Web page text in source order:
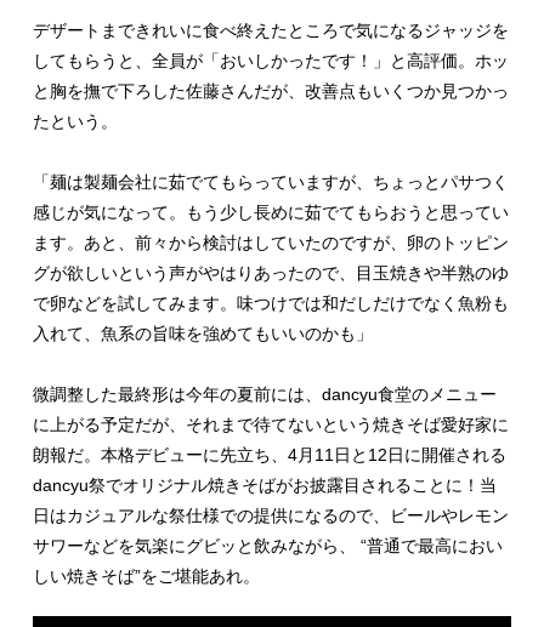
デザートまできれいに食べ終えたところで気になるジャッジを
してもらうと、全員が「おいしかったです！」と高評価。ホッ
と胸を撫で下ろした佐藤さんだが、改善点もいくつか見つかっ
たという。
「麺は製麺会社に茹でてもらっていますが、ちょっとパサつく
感じが気になって。もう少し長めに茹でてもらおうと思ってい
ます。あと、前々から検討はしていたのですが、卵のトッピン
グが欲しいという声がやはりあったので、目玉焼きや半熟のゆ
で卵などを試してみます。味つけでは和だしだけでなく魚粉も
入れて、魚系の旨味を強めてもいいのかも」
微調整した最終形は今年の夏前には、dancyu食堂のメニュー
に上がる予定だが、それまで待てないという焼きそば愛好家に
朗報だ。本格デビューに先立ち、4月11日と12日に開催される
dancyu祭でオリジナル焼きそばがお披露目されることに！当
日はカジュアルな祭仕様での提供になるので、ビールやレモン
サワーなどを気楽にグビッと飲みながら、 “普通で最高におい
しい焼きそば”をご堪能あれ。